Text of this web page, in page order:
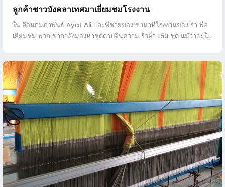
ลูกค้าชาวบังคลาเทศมาเยี่ยมชมโรงงาน
ในเดือนกุมภาพันธ์ Ayat Ali และพี่ชายของเขามาที่โรงงานของเราเพื่อ
เยี่ยมชม พวกเขากำลังมองหาชุดดาบจีนความเร็วต่ำ 150 ชุด แม้ว่าจะใช้